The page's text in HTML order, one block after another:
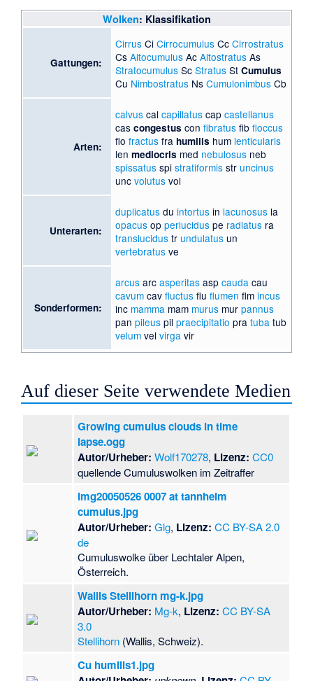
Wolken: Klassifikation
Gattungen:
CirrusCi CirrocumulusCc Cirrostratus
Cs AltocumulusAc AltostratusAs
StratocumulusSc StratusSt Cumulus
Cu NimbostratusNs CumulonimbusCb
Arten:
calvuscal capillatuscap castellanus
cas congestus con fibratusfib floccus
flo fractusfra humilis hum lenticularis
len mediocris med nebulosusneb
spissatusspi stratiformisstr uncinus
unc volutusvol
Unterarten:
duplicatusdu intortusin lacunosusla
opacusop perluciduspe radiatusra
translucidustr undulatusun
vertebratusve
Sonderformen:
arcusarc asperitasasp cauda cau
cavumcav fluctusflu flumen flm incus
inc mamma mam murusmur pannus
pan pileuspil praecipitatio pra tuba tub
velumvel virga vir
Auf dieser Seite verwendete Medien
Growing cumulus clouds in time
lapse.ogg
Autor/Urheber: Wolf170278, Lizenz: CC0
quellende Cumuluswolken im Zeitraffer
Img20050526 0007 at tannheim
cumulus.jpg
Autor/Urheber: Glg, Lizenz: CC BY-SA 2.0
de
Cumuluswolke über Lechtaler Alpen,
Österreich.
Wallis Stellihorn mg-k.jpg
Autor/Urheber: Mg-k, Lizenz: CC BY-SA
3.0
Stellihorn (Wallis, Schweiz).
Cu humilis1.jpg